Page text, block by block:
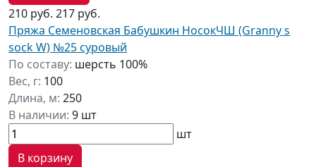
210 руб. 217 руб.
Пряжа Семеновская Бабушкин НосокЧШ (Granny s
sock W) №25 суровый
По составу: шерсть 100%
Вес, г: 100
Длина, м: 250
В наличии: 9 шт
шт
В корзину